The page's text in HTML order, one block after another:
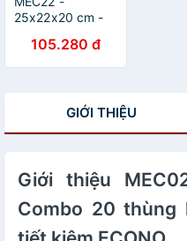
25x22x20 cm -
hộp carton trơn
siêu tiết kiệm
105.280 đ
GIỚI THIỆU
Giới thiệu
Combo 20 thùng